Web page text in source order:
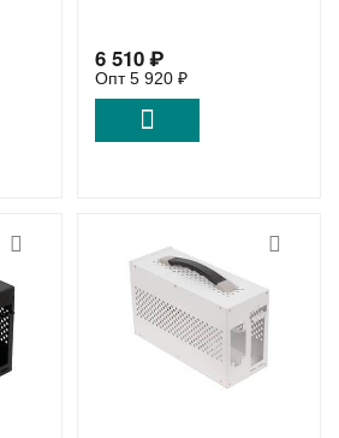
6 510₽
Опт5 920 ₽